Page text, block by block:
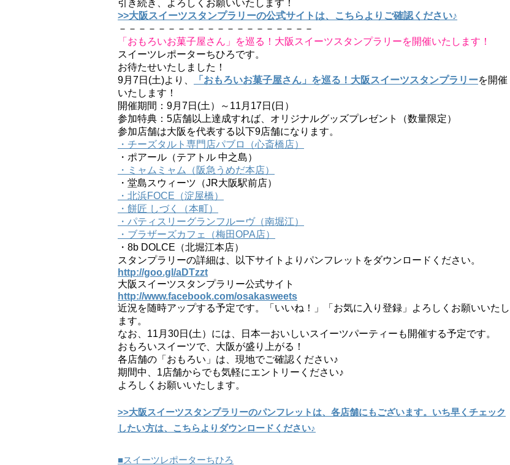
引き続き、よろしくお願いいたします！
>>大阪スイーツスタンプラリーの公式サイトは、こちらよりご確認ください♪
－－－－－－－－－－－－－－－－－－－－
「おもろいお菓子屋さん」を巡る！大阪スイーツスタンプラリーを開催いたします！
スイーツレポーターちひろです。
お待たせいたしました！
9月7日(土)より、
「おもろいお菓子屋さん」を巡る！大阪スイーツスタンプラリーを開催
いたします！
開催期間：9月7日(土）～11月17日(日）
参加特典：5店舗以上達成すれば、オリジナルグッズプレゼント（数量限定）
参加店舗は大阪を代表する以下9店舗になります。
・チーズタルト専門店パブロ（心斎橋店）
・ポアール（テアトル 中之島）
・ミャムミャム（阪急うめだ本店）
・堂島スウィーツ（JR大阪駅前店）
・北浜FOCE（淀屋橋）
・餅匠 しづく（本町）
・パティスリーグランフルーヴ（南堀江）
・ブラザーズカフェ（梅田OPA店）
・8b DOLCE（北堀江本店）
スタンプラリーの詳細は、以下サイトよりパンフレットをダウンロードください。
http://goo.gl/aDTzzt
大阪スイーツスタンプラリー公式サイト
http://www.facebook.com/osakasweets
近況を随時アップする予定です。「いいね！」「お気に入り登録」よろしくお願いいたし
ます。
なお、11月30日(土）には、日本一おいしいスイーツパーティーも開催する予定です。
おもろいスイーツで、大阪が盛り上がる！
各店舗の「おもろい」は、現地でご確認ください♪
期間中、1店舗からでも気軽にエントリーください♪
よろしくお願いいたします。
>>大阪スイーツスタンプラリーのパンフレットは、各店舗にもございます。いち早くチェック
したい方は、こちらよりダウンロードください♪
■スイーツレポーターちひろ